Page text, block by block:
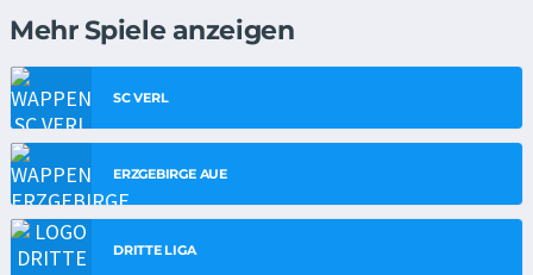
Mehr Spiele anzeigen
SC VERL
ERZGEBIRGE AUE
DRITTE LIGA